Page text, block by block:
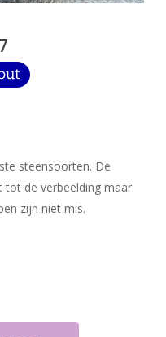
steensoorten. De
tot de verbeelding maar
zijn niet mis.